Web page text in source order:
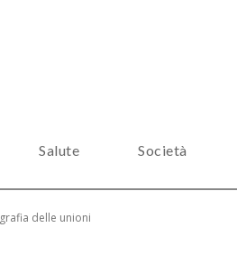
Salute Società
delle unioni